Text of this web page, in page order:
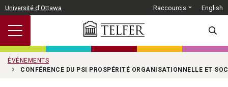
Passer au contenu principal
Université d'Ottawa Raccourcis English
ÉVÉNEMENTS
CONFÉRENCE DU PSI PROSPÉRITÉ ORGANISATIONNELLE ET